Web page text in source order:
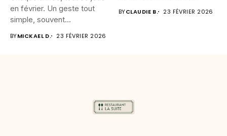
en février. Un geste tout
simple, souvent...
BYMICKAEL D. 23 FÉVRIER 2026
BYCLAUDIE B. 23 FÉVRIER 2026